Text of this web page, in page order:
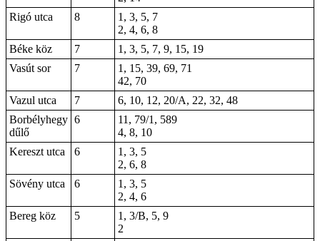
Rigó utca
8
1, 3, 5, 7
2, 4, 6, 8
Béke köz
7
1, 3, 5, 7, 9, 15, 19
Vasút sor
7
1, 15, 39, 69, 71
42, 70
Vazul utca
7
6, 10, 12, 20/A, 22, 32, 48
Borbélyhegy
dűlő
6
11, 79/1, 589
4, 8, 10
Kereszt utca
6
1, 3, 5
2, 6, 8
Sövény utca
6
1, 3, 5
2, 4, 6
Bereg köz
5
1, 3/B, 5, 9
2